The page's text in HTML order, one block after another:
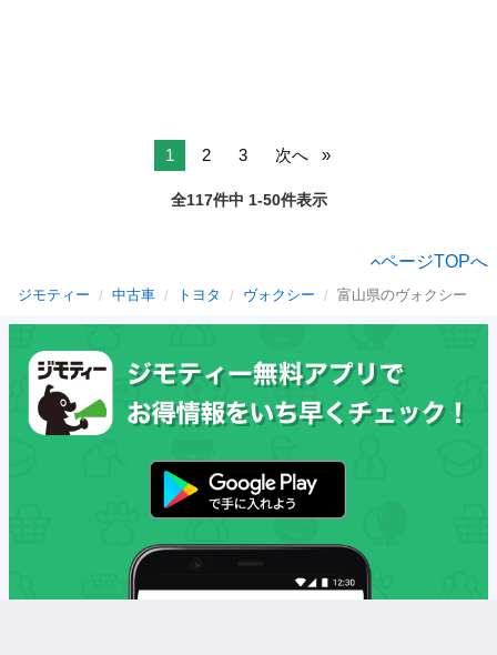
1 2 3 次へ
全117件中 1-50件表示
ページTOPへ
ジモティー 中古車 トヨタ ヴォクシー 富山県のヴォクシー